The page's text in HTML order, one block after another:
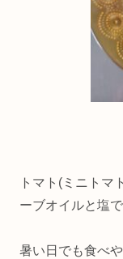
トマト(ミニトマ
ーブオイルと塩
暑い日でも食べ